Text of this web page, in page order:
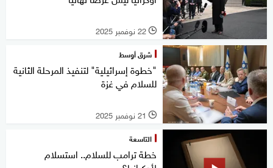
l 22 نوفمبر 2025
شرق أوسط
"خطوة إسرائيلية" لتنفيذ المرحلة الثانية
للسلام في غزة
l 21 نوفمبر 2025
التاسعة
خطة ترامب للسلام.. استسلام